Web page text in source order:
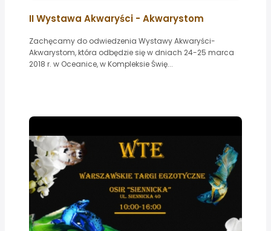
II Wystawa Akwaryści - Akwarystom
Zachęcamy do odwiedzenia Wystawy Akwaryści-
Akwarystom, która odbędzie się w dniach 24-25 marca
2018 r. w Oceanice, w Kompleksie Świę...